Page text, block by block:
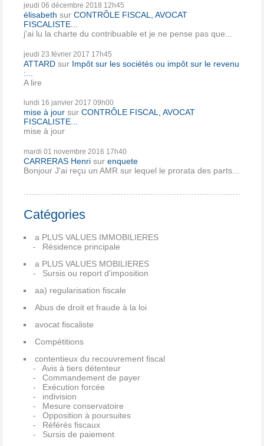
jeudi 06 décembre 2018 12h45
élisabeth sur CONTRÔLE FISCAL, AVOCAT
FISCALISTE...
j'ai lu la charte du contribuable et je ne pense pas que...
jeudi 23 février 2017 17h45
ATTARD sur Impôt sur les sociétés ou impôt sur le revenu
:...
A lire
lundi 16 janvier 2017 09h00
mise à jour sur CONTRÔLE FISCAL, AVOCAT
FISCALISTE...
mise à jour
mardi 01 novembre 2016 17h40
CARRERAS Henri sur enquete
Bonjour J'ai reçu un AMR sur lequel le prorata des parts...
Catégories
a PLUS VALUES IMMOBILIERES
Résidence principale
a PLUS VALUES MOBILIERES
Sursis ou report d'imposition
aa) regularisation fiscale
Abus de droit et fraude à la loi
avocat fiscaliste
Compétitions
contentieux du recouvrement fiscal
Avis à tiers détenteur
Commandement de payer
Exécution forcée
indivision
Mesure conservatoire
Opposition à poursuites
Référés fiscaux
Sursis de paiement